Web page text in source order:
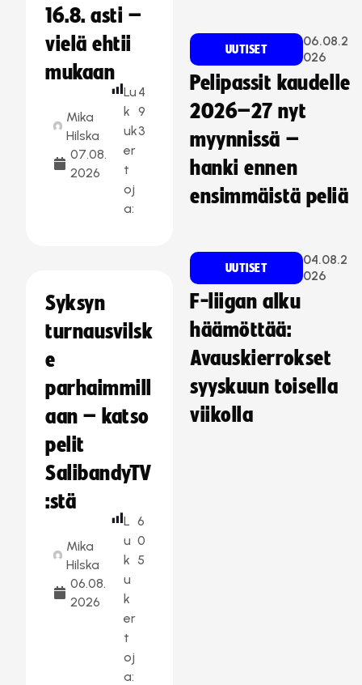
16.8. asti –
vielä ehtii
mukaan
Mika
Hilska
07.08.
2026
Lu
k
uk
er
t
oj
a:
4
9
3
Syksyn
turnausvilsk
e
parhaimmill
aan – katso
pelit
SalibandyTV
:stä
Mika
Hilska
06.08.
2026
L
u
k
u
k
er
t
oj
a:
6
0
5
UUTISET
06.08.2
026
Pelipassit kaudelle
2026–27 nyt
myynnissä –
hanki ennen
ensimmäistä peliä
UUTISET
04.08.2
026
F-liigan alku
häämöttää:
Avauskierrokset
syyskuun toisella
viikolla